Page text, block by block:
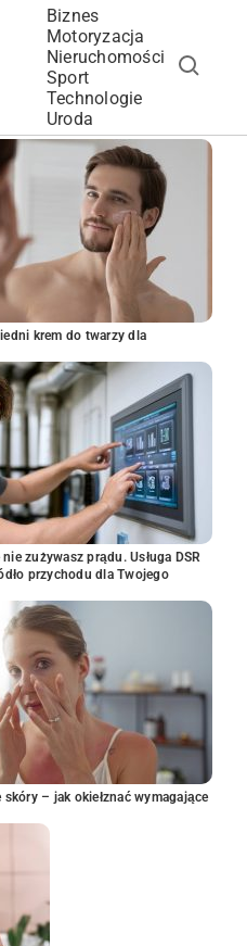
Biznes
Motoryzacja
Nieruchomości
Sport
Technologie
Uroda
ARTYKUŁY
krem do twarzy dla
zużywasz prądu. Usługa DSR
przychodu dla Twojego
– jak okiełznać wymagające